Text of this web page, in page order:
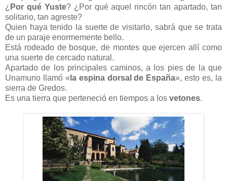
¿ Por qué Yuste? ¿Por qué aquel rincón tan apartado, tan
solitario, tan agreste?
Quien haya tenido la suerte de visitarlo, sabrá que se trata
de un paraje enormemente bello.
Está rodeado de bosque, de montes que ejercen allí como
una suerte de cercado natural.
Apartado de los principales caminos, a los pies de la que
Unamuno llamó « la espina dorsal de España», esto es, la
sierra de Gredos.
Es una tierra que perteneció en tiempos a los vetones.